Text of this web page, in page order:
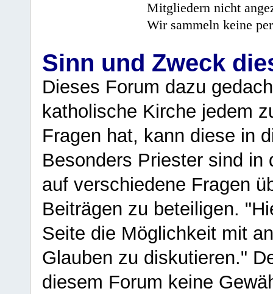
Mitgliedern nicht
Wir sammeln keine
Sinn und Zweck
Dieses Forum dazu
katholische Kirche jedem
Fragen hat, kann diese in
Besonders Priester sind in
auf verschiedene Fragen
Beiträgen zu beteiligen.
Seite die Möglichkeit mit
Glauben zu diskutieren."
diesem Forum keine